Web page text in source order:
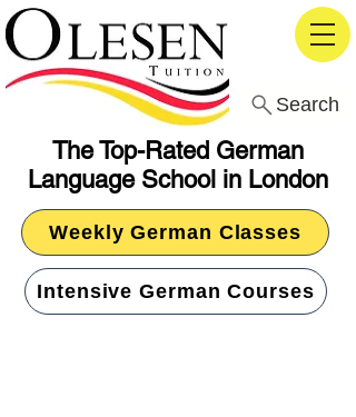
The Top-Rated German
Language School in London
Search
Weekly German Classes
Intensive German Courses